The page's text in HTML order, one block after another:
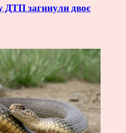
ДТП загинули двоє